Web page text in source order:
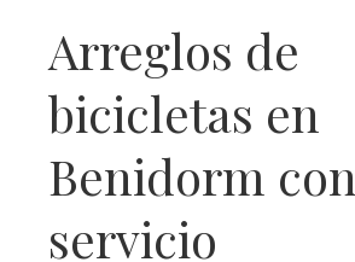
Arreglos de
bicicletas en
Benidorm con
servicio